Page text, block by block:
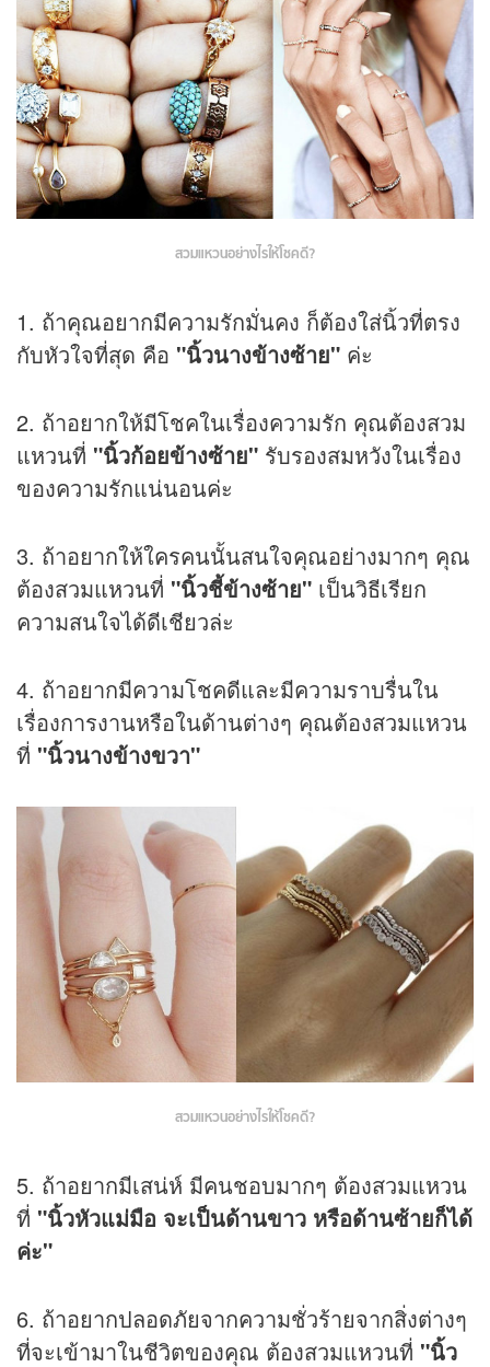
สวมแหวนอย่างไรให้โชคดี?
1. ถ้าคุณอยากมีความรักมั่นคง ก็ต้องใส่นิ้วที่ตรง
กับหัวใจที่สุด คือ "นิ้วนางข้างซ้าย" ค่ะ
2. ถ้าอยากให้มีโชคในเรื่องความรัก คุณต้องสวม
แหวนที่ "นิ้วก้อยข้างซ้าย" รับรองสมหวังในเรื่อง
ของความรักแน่นอนค่ะ
3. ถ้าอยากให้ใครคนนั้นสนใจคุณอย่างมากๆ คุณ
ต้องสวมแหวนที่ "นิ้วชี้ข้างซ้าย" เป็นวิธีเรียก
ความสนใจได้ดีเชียวล่ะ
4. ถ้าอยากมีความโชคดีและมีความราบรื่นใน
เรื่องการงานหรือในด้านต่างๆ คุณต้องสวมแหวน
ที่ "นิ้วนางข้างขวา"
สวมแหวนอย่างไรให้โชคดี?
5. ถ้าอยากมีเสน่ห์ มีคนชอบมากๆ ต้องสวมแหวน
ที่ "นิ้วหัวแม่มือ จะเป็นด้านขาว หรือด้านซ้ายก็ได้
ค่ะ"
6. ถ้าอยากปลอดภัยจากความชั่วร้ายจากสิ่งต่างๆ
ที่จะเข้ามาในชีวิตของคุณ ต้องสวมแหวนที่ "นิ้ว